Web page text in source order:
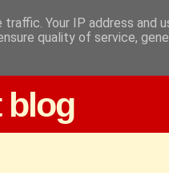
blog
Your IP address and
quality of service,